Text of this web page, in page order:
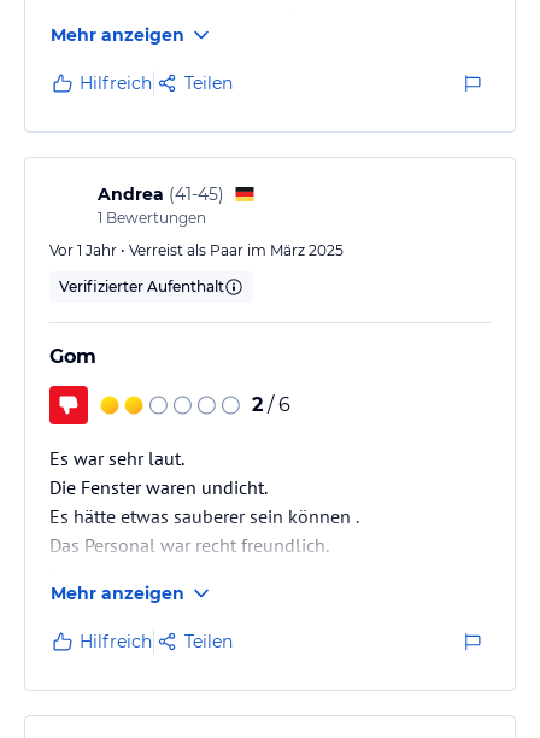
Quirinale sechs!
Mehr anzeigen
Hilfreich Teilen
Andrea (41-45)
1 Bewertungen
Vor 1 Jahr • Verreist als Paar im März 2025
Verifizierter Aufenthalt
Gom
2 / 6
Es war sehr laut.
Die Fenster waren undicht.
Es hätte etwas sauberer sein können .
Das Personal war recht freundlich.
Mehr anzeigen
Hilfreich Teilen